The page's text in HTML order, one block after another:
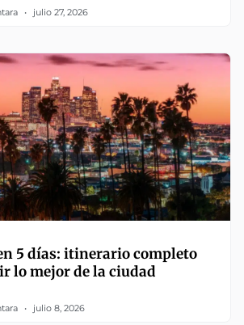
julio 27, 2026
5 días: itinerario completo
lo mejor de la ciudad
julio 8, 2026